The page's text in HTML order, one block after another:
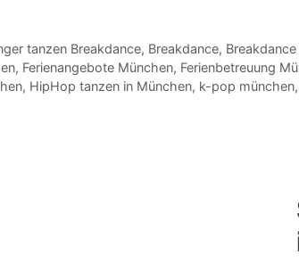
tanzen Breakdance, Breakdance,
, Ferienangebote München, Ferienbetreuung
, HipHop tanzen in München, k-pop münchen,